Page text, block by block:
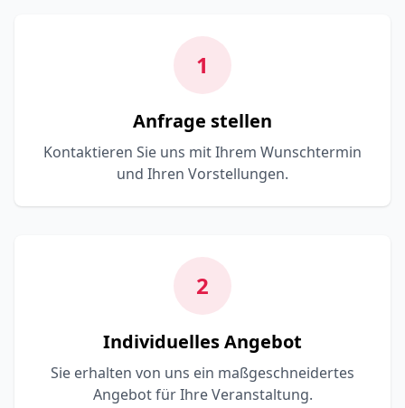
1
Anfrage stellen
Kontaktieren Sie uns mit Ihrem Wunschtermin
und Ihren Vorstellungen.
2
Individuelles Angebot
Sie erhalten von uns ein maßgeschneidertes
Angebot für Ihre Veranstaltung.